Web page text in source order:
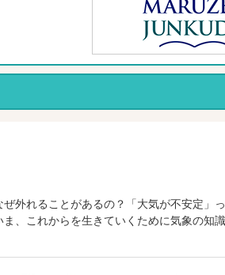
外れることがあるの？「大気が不安定
、これからを生きていくために気象の知